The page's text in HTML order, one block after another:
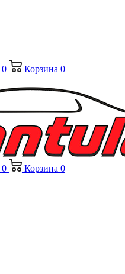
0 Корзина 0
0 Корзина 0